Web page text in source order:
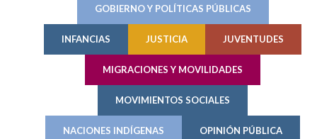
GOBIERNO Y POLÍTICAS PÚBLICAS
INFANCIAS JUSTICIA JUVENTUDES
MIGRACIONES Y MOVILIDADES
MOVIMIENTOS SOCIALES
NACIONES INDÍGENAS OPINIÓN PÚBLICA